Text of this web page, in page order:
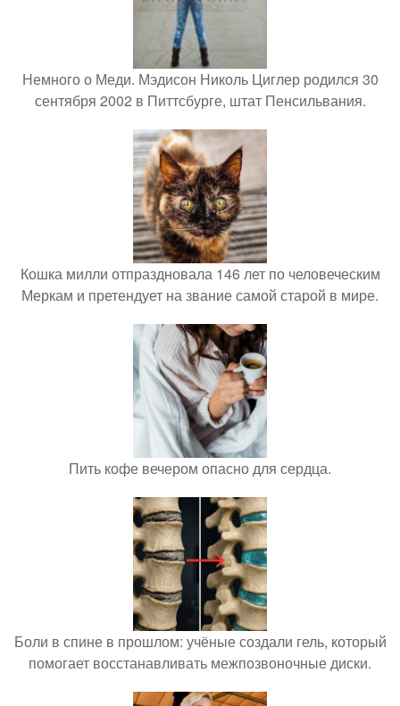
Немного о Меди. Мэдисон Николь Циглер родился 30
сентября 2002 в Питтсбурге, штат Пенсильвания.
Кошка милли отпраздновала 146 лет по человеческим
Меркам и претендует на звание самой старой в мире.
Пить кофе вечером опасно для сердца.
Боли в спине в прошлом: учёные создали гель, который
помогает восстанавливать межпозвоночные диски.